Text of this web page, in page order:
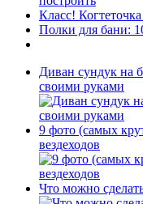
Класс!
Полки для бани:
Диван сундук на
своими руками
9 фото (самых
вездеходов
Что можно